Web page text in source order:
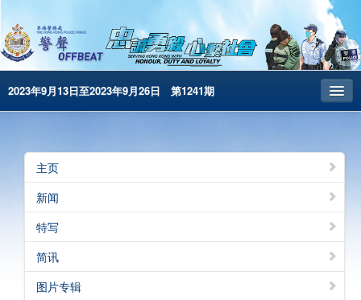
2023年9月13日至2023年9月26日 第1241期
昔日警声
警务处主页
繁體版
English
电子书版
主页
新闻
特写
简讯
图片专辑